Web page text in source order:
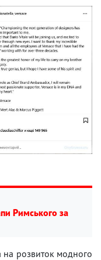
Римського за
на розвиток модного